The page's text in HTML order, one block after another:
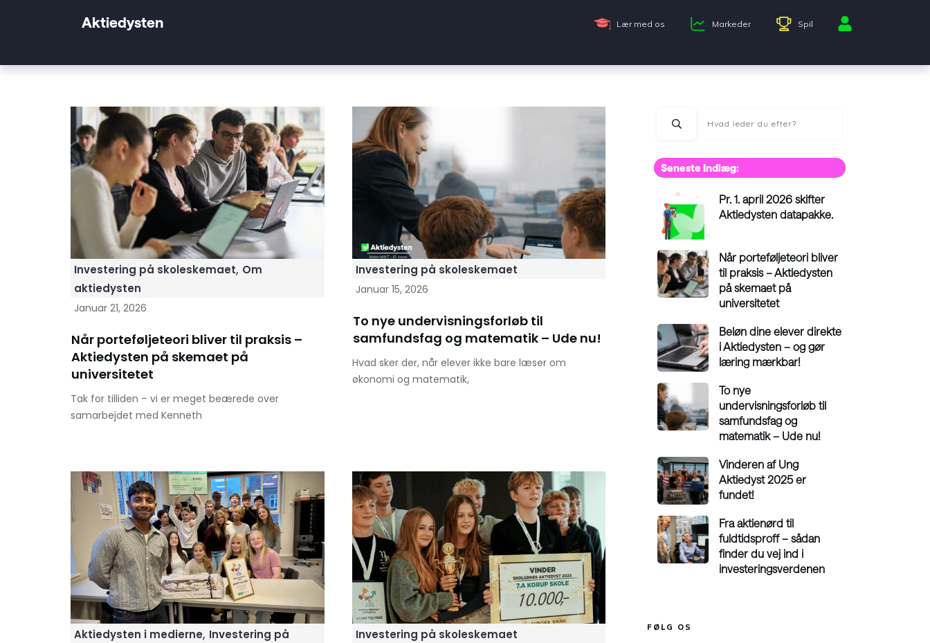
Aktiedysten Lær med os Markeder Spil
Investering på skoleskemaet, Om
aktiedysten
Januar 21, 2026
Når porteføljeteori bliver til praksis –
Aktiedysten på skemaet på
universitetet
Tak for tilliden – vi er meget beærede over
samarbejdet med Kenneth
Investering på skoleskemaet
Januar 15, 2026
To nye undervisningsforløb til
samfundsfag og matematik – Ude nu!
Hvad sker der, når elever ikke bare læser om
økonomi og matematik,
Aktiedysten i medierne, Investering på
Investering på skoleskemaet
Seneste Indlæg:
Pr. 1. april 2026 skifter
Aktiedysten datapakke.
Når porteføljeteori bliver
til praksis – Aktiedysten
på skemaet på
universitetet
Beløn dine elever direkte
i Aktiedysten – og gør
læring mærkbar!
To nye
undervisningsforløb til
samfundsfag og
matematik – Ude nu!
Vinderen af Ung
Aktiedyst 2025 er
fundet!
Fra aktienørd til
fuldtidsproff – sådan
finder du vej ind i
investeringsverdenen
FØLG OS